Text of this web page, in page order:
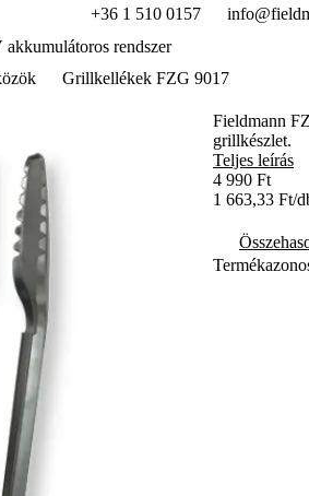
+36 1 510 0157
akkumulátoros rendszer
Grillkellékek FZG 9017
Fieldmann
grillkészlet.
Teljes leírás
4 990 Ft
1 663,33 Ft/